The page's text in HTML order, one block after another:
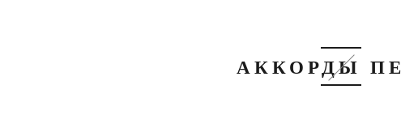
АККОРДЫ